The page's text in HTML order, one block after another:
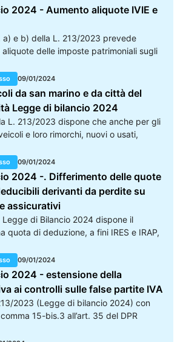
per l’acquisizione delle informazioni
detenute, per l’attività di
dovrà comunque garantire la
personali.
2024 - Aumento aliquote IVIE e
a) e b) della L. 213/2023 prevede
aliquote delle imposte patrimoniali sugli
mentre l’IVAFE si incrementa
0,4, ma soltanto per i prodotti finanziari
list.
09/01/2024
da san marino e da città del
Legge di bilancio 2024
L. 213/2023 dispone che anche per gli
e loro rimorchi, nuovi o usati,
San Marino e dello Stato della Città del
al fine dell’immatricolazione o della
le disposizioni già previste con riguardo
agli acquisti intracomunitari di tali beni.
questi ultimi, è previsto che la
o voltura debba essere
del modello F24 Elementi Identificativi
09/01/2024
2024 -. Differimento delle quote
derivanti da perdite su
assicurativi
di Bilancio 2024 dispone il
quota di deduzione, a fini IRES e IRAP,
e imprese assicurative. In particolare si
della deduzione della quota dell’1
componenti negativi, prevista per il
in corso al 31 dicembre 2024, al periodo
al 31 dicembre 2027 e al successivo;
della deduzione di una quota
prevista per il periodo d’imposta in
09/01/2024
2024 - estensione della
ai controlli sulle false partite IVA
2023 (Legge di bilancio 2024) con
15-bis.3 all’art. 35 del DPR